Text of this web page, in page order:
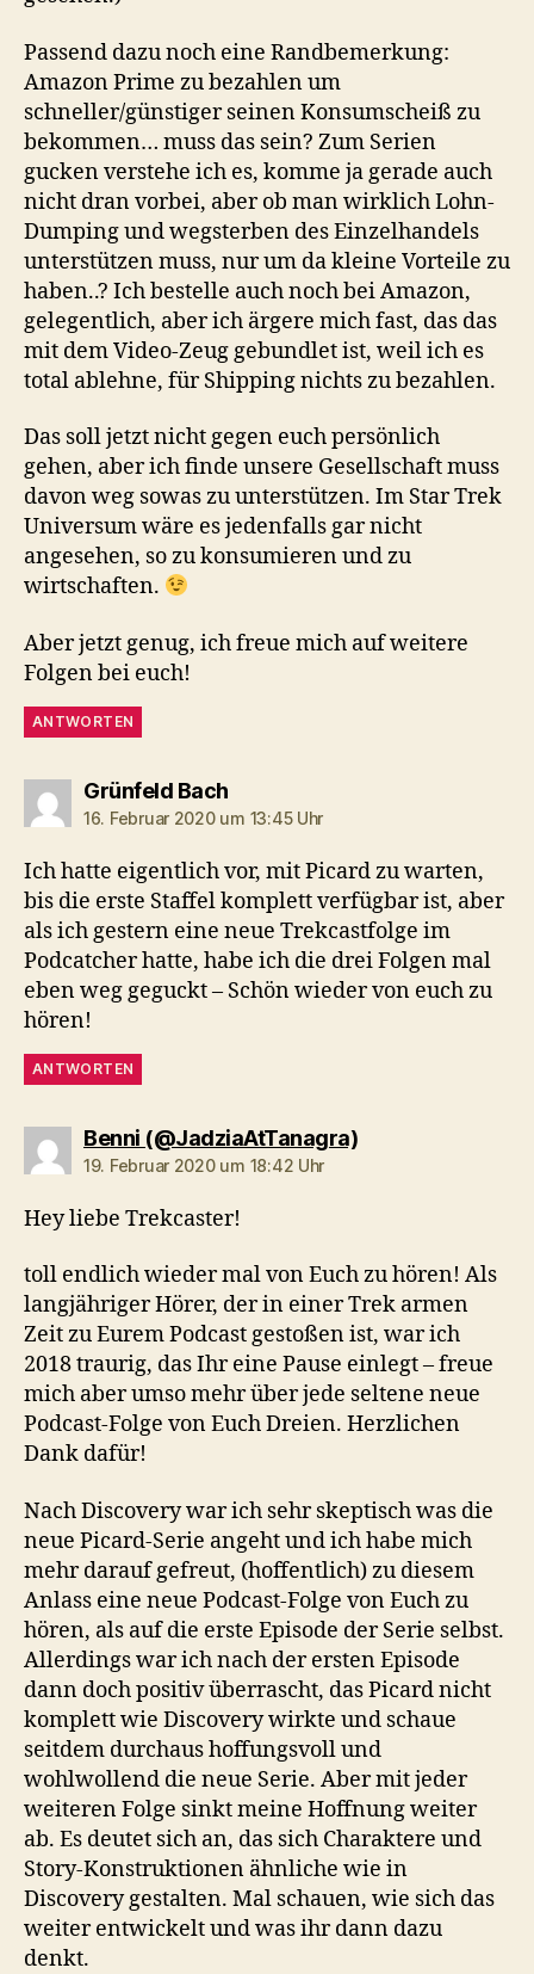
Passend dazu noch eine Randbemerkung:
Amazon Prime zu bezahlen um
schneller/günstiger seinen Konsumscheiß zu
bekommen… muss das sein? Zum Serien
gucken verstehe ich es, komme ja gerade auch
nicht dran vorbei, aber ob man wirklich Lohn-
Dumping und wegsterben des Einzelhandels
unterstützen muss, nur um da kleine Vorteile zu
haben..? Ich bestelle auch noch bei Amazon,
gelegentlich, aber ich ärgere mich fast, das das
mit dem Video-Zeug gebundlet ist, weil ich es
total ablehne, für Shipping nichts zu bezahlen.
Das soll jetzt nicht gegen euch persönlich
gehen, aber ich finde unsere Gesellschaft muss
davon weg sowas zu unterstützen. Im Star Trek
Universum wäre es jedenfalls gar nicht
angesehen, so zu konsumieren und zu
wirtschaften.
Aber jetzt genug, ich freue mich auf weitere
Folgen bei euch!
ANTWORTEN
Grünfeld Bachsagt:
16. Februar 2020 um 13:45 Uhr
Ich hatte eigentlich vor, mit Picard zu warten,
bis die erste Staffel komplett verfügbar ist, aber
als ich gestern eine neue Trekcastfolge im
Podcatcher hatte, habe ich die drei Folgen mal
eben weg geguckt – Schön wieder von euch zu
hören!
ANTWORTEN
Benni (@JadziaAtTanagra)sagt:
19. Februar 2020 um 18:42 Uhr
Hey liebe Trekcaster!
toll endlich wieder mal von Euch zu hören! Als
langjähriger Hörer, der in einer Trek armen
Zeit zu Eurem Podcast gestoßen ist, war ich
2018 traurig, das Ihr eine Pause einlegt – freue
mich aber umso mehr über jede seltene neue
Podcast-Folge von Euch Dreien. Herzlichen
Dank dafür!
Nach Discovery war ich sehr skeptisch was die
neue Picard-Serie angeht und ich habe mich
mehr darauf gefreut, (hoffentlich) zu diesem
Anlass eine neue Podcast-Folge von Euch zu
hören, als auf die erste Episode der Serie selbst.
Allerdings war ich nach der ersten Episode
dann doch positiv überrascht, das Picard nicht
komplett wie Discovery wirkte und schaue
seitdem durchaus hoffungsvoll und
wohlwollend die neue Serie. Aber mit jeder
weiteren Folge sinkt meine Hoffnung weiter
ab. Es deutet sich an, das sich Charaktere und
Story-Konstruktionen ähnliche wie in
Discovery gestalten. Mal schauen, wie sich das
weiter entwickelt und was ihr dann dazu
denkt.